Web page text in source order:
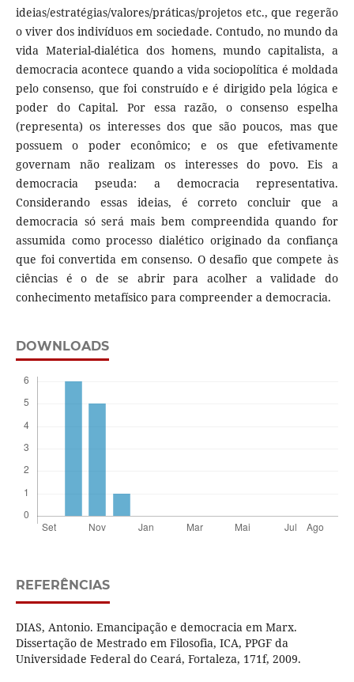
ideias/estratégias/valores/práticas/projetos etc., que regerão
o viver dos indivíduos em sociedade. Contudo, no mundo da
vida Material-dialética dos homens, mundo capitalista, a
democracia acontece quando a vida sociopolítica é moldada
pelo consenso, que foi construído e é dirigido pela lógica e
poder do Capital. Por essa razão, o consenso espelha
(representa) os interesses dos que são poucos, mas que
possuem o poder econômico; e os que efetivamente
governam não realizam os interesses do povo. Eis a
democracia pseuda: a democracia representativa.
Considerando essas ideias, é correto concluir que a
democracia só será mais bem compreendida quando for
assumida como processo dialético originado da confiança
que foi convertida em consenso. O desafio que compete às
ciências é o de se abrir para acolher a validade do
conhecimento metafísico para compreender a democracia.
DOWNLOADS
REFERÊNCIAS
DIAS, Antonio. Emancipação e democracia em Marx.
Dissertação de Mestrado em Filosofia, ICA, PPGF da
Universidade Federal do Ceará, Fortaleza, 171f, 2009.